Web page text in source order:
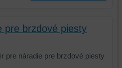
pre brzdové piesty
pre náradie pre brzdové piesty